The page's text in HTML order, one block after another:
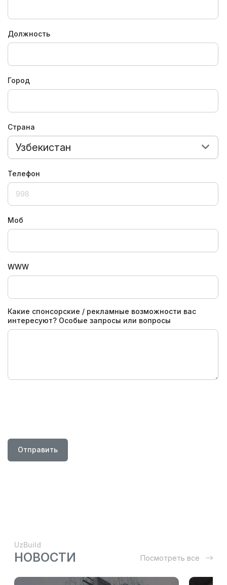
Должность
Город
Страна
Узбекистан
Телефон
Моб
WWW
Какие спонсорские / рекламные возможности вас
интересуют? Особые запросы или вопросы
Отправить
UzBuild
НОВОСТИ Посмотреть все